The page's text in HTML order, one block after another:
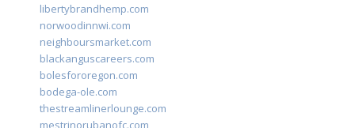
libertybrandhemp.com
norwoodinnwi.com
neighboursmarket.com
blackanguscareers.com
bolesfororegon.com
bodega-ole.com
thestreamlinerlounge.com
mestrinorubanofc.com